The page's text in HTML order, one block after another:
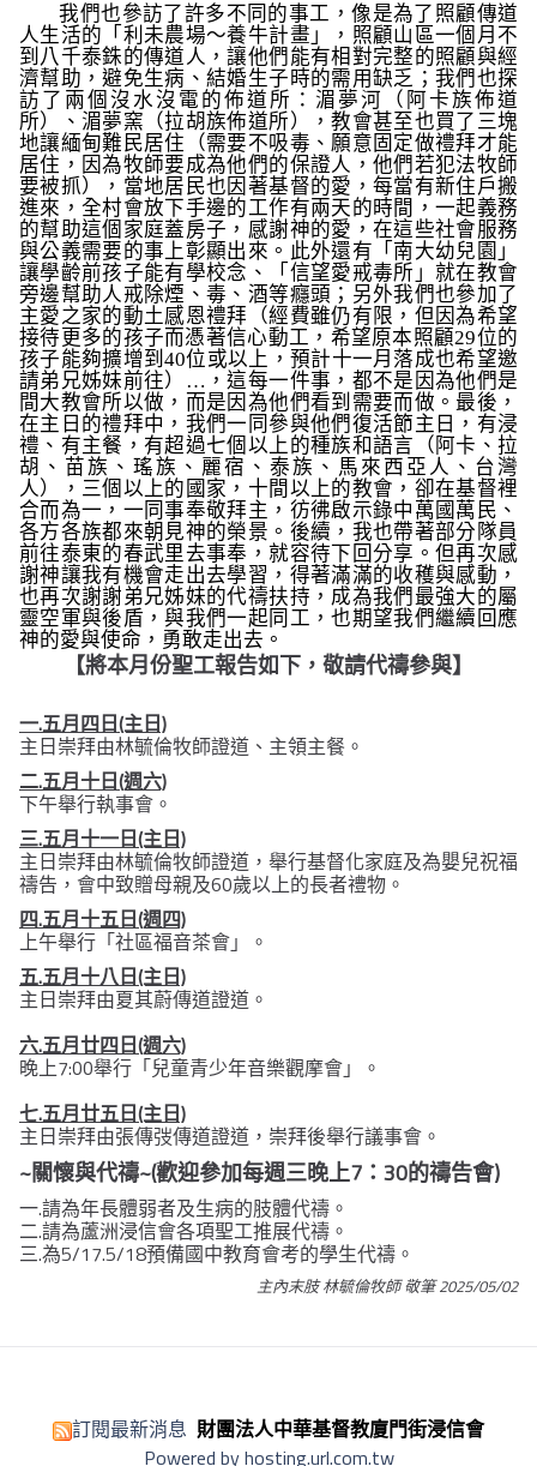
我們也參訪了許多不同的事工，像是為了照顧傳道
人生活的「利未農場～養牛計畫」，照顧山區一個月不
到八千泰銖的傳道人，讓他們能有相對完整的照顧與經
濟幫助，避免生病、結婚生子時的需用缺乏；我們也探
訪了兩個沒水沒電的佈道所：湄夢河（阿卡族佈道
所）、湄夢窯（拉胡族佈道所），教會甚至也買了三塊
地讓緬甸難民居住（需要不吸毒、願意固定做禮拜才能
居住，因為牧師要成為他們的保證人，他們若犯法牧師
要被抓），當地居民也因著基督的愛，每當有新住戶搬
進來，全村會放下手邊的工作有兩天的時間，一起義務
的幫助這個家庭蓋房子，感謝神的愛，在這些社會服務
與公義需要的事上彰顯出來。此外還有「南大幼兒園」
讓學齡前孩子能有學校念、「信望愛戒毒所」就在教會
旁邊幫助人戒除煙、毒、酒等癮頭；另外我們也參加了
主愛之家的動土感恩禮拜（經費雖仍有限，但因為希望
接待更多的孩子而憑著信心動工，希望原本照顧29位的
孩子能夠擴增到40位或以上，預計十一月落成也希望邀
請弟兄姊妹前往）…，這每一件事，都不是因為他們是
間大教會所以做，而是因為他們看到需要而做。最後，
在主日的禮拜中，我們一同參與他們復活節主日，有浸
禮、有主餐，有超過七個以上的種族和語言（阿卡、拉
胡、苗族、瑤族、麗宿、泰族、馬來西亞人、台灣
人），三個以上的國家，十間以上的教會，卻在基督裡
合而為一，一同事奉敬拜主，彷彿啟示錄中萬國萬民、
各方各族都來朝見神的榮景。後續，我也帶著部分隊員
前往泰東的春武里去事奉，就容待下回分享。但再次感
謝神讓我有機會走出去學習，得著滿滿的收穫與感動，
也再次謝謝弟兄姊妹的代禱扶持，成為我們最強大的屬
靈空軍與後盾，與我們一起同工，也期望我們繼續回應
神的愛與使命，勇敢走出去。
【將本月份聖工報告如下，敬請代禱參與】
一.五月四日(主日)
主日崇拜由林毓倫牧師證道、主領主餐。
二.五月十日(週六)
下午舉行執事會。
三.五月十一日(主日)
主日崇拜由林毓倫牧師證道，舉行基督化家庭及為嬰兒祝福
禱告，會中致贈母親及60歲以上的長者禮物。
四.五月十五日(週四)
上午舉行「社區福音茶會」。
五.五月十八日(主日)
主日崇拜由夏其蔚傳道證道。
六.五月廿四日(週六)
晚上7:00舉行「兒童青少年音樂觀摩會」。
七.五月廿五日(主日)
主日崇拜由張傳弢傳道證道，崇拜後舉行議事會。
~關懷與代禱~(歡迎參加每週三晚上7：30的禱告會)
一.請為年長體弱者及生病的肢體代禱。
二.請為蘆洲浸信會各項聖工推展代禱。
三.為5/17.5/18預備國中教育會考的學生代禱。
主內末肢 林毓倫牧師 敬筆 2025/05/02
訂閱最新消息 財團法人中華基督教廈門街浸信會
Powered by hosting.url.com.tw